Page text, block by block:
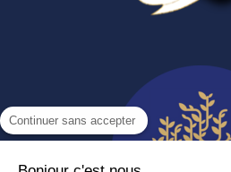
Continuer sans accepter